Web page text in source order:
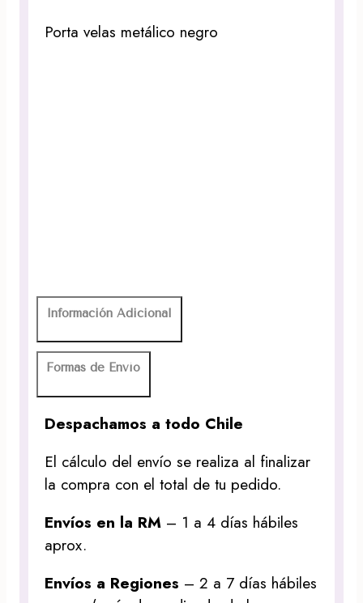
Porta velas metálico negro
Información Adicional
Formas de Envío
Despachamos a todo Chile
El cálculo del envío se realiza al finalizar
la compra con el total de tu pedido.
Envíos en la RM – 1 a 4 días hábiles
aprox.
Envíos a Regiones – 2 a 7 días hábiles